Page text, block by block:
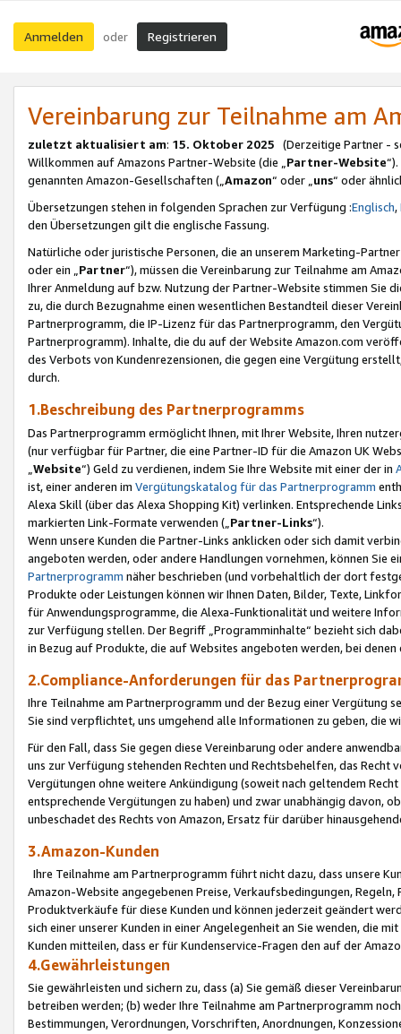
Anmelden oder Registrieren
Vereinbarung zur Teilnahme am
zuletzt aktualisiert am: 15. Oktober 2025 (Derzeitige Partner -
Willkommen auf Amazons Partner-Website (die „Partner-Website
genannten Amazon-Gesellschaften („Amazon“ oder „uns“ oder
Übersetzungen stehen in folgenden Sprachen zur Verfügung :Englisch,
den Übersetzungen gilt die englische Fassung.
Natürliche oder juristische Personen, die an unserem Marketing-
oder ein „Partner“), müssen die Vereinbarung zur Teilnahme am
Ihrer Anmeldung auf bzw. Nutzung der Partner-Website stimmen Sie
zu, die durch Bezugnahme einen wesentlichen Bestandteil dieser
Partnerprogramm, die IP-Lizenz für das Partnerprogramm, den
Partnerprogramm). Inhalte, die du auf der Website Amazon.com
des Verbots von Kundenrezensionen, die gegen eine Vergütung
durch.
1.Beschreibung des Partnerprogramms
Das Partnerprogramm ermöglicht Ihnen, mit Ihrer Website, Ihren
(nur verfügbar für Partner, die eine Partner-ID für die Amazon UK
Website“) Geld zu verdienen, indem Sie Ihre Website mit einer der in
ist, einer anderen im Vergütungskatalog für das Partnerprogramm
Alexa Skill (über das Alexa Shopping Kit) verlinken. Entsprechende
markierten Link-Formate verwenden („ Partner-Links“).
Wenn unsere Kunden die Partner-Links anklicken oder sich damit
angeboten werden, oder andere Handlungen vornehmen, können Sie
Partnerprogramm näher beschrieben (und vorbehaltlich der dort
Produkte oder Leistungen können wir Ihnen Daten, Bilder, Texte,
für Anwendungsprogramme, die Alexa-Funktionalität und weitere
zur Verfügung stellen. Der Begriff „Programminhalte“ bezieht sich
in Bezug auf Produkte, die auf Websites angeboten werden, bei
2.Compliance-Anforderungen für das
Ihre Teilnahme am Partnerprogramm und der Bezug einer Vergütung
Sie sind verpflichtet, uns umgehend alle Informationen zu geben, die
Für den Fall, dass Sie gegen diese Vereinbarung oder andere
uns zur Verfügung stehenden Rechten und Rechtsbehelfen, das
Vergütungen ohne weitere Ankündigung (soweit nach geltendem
entsprechende Vergütungen zu haben) und zwar unabhängig davon,
unbeschadet des Rechts von Amazon, Ersatz für darüber
3.Amazon-Kunden
Ihre Teilnahme am Partnerprogramm führt nicht dazu, dass unsere
Amazon-Website angegebenen Preise, Verkaufsbedingungen,
Produktverkäufe für diese Kunden und können jederzeit geändert
sich einer unserer Kunden in einer Angelegenheit an Sie wenden, die
Kunden mitteilen, dass er für Kundenservice-Fragen den auf der
4.Gewährleistungen
Sie gewährleisten und sichern zu, dass (a) Sie gemäß dieser
betreiben werden; (b) weder Ihre Teilnahme am Partnerprogramm
Bestimmungen, Verordnungen, Vorschriften, Anordnungen,